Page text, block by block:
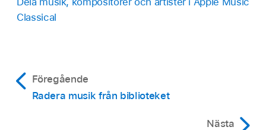
Classical
Föregående
Radera musik från biblioteket
Nästa